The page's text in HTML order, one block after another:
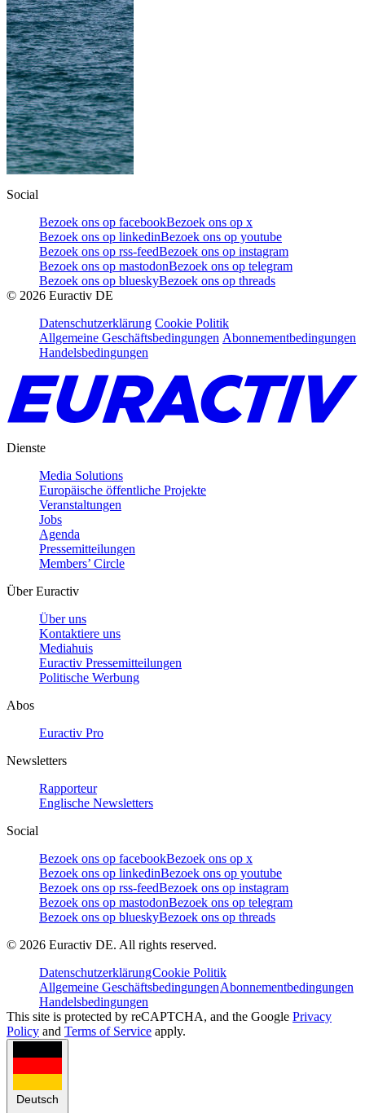
Social
Bezoek ons op facebookBezoek ons op x
Bezoek ons op linkedinBezoek ons op youtube
Bezoek ons op rss-feedBezoek ons op instagram
Bezoek ons op mastodonBezoek ons op telegram
Bezoek ons op blueskyBezoek ons op threads
© 2026 Euractiv DE
Datenschutzerklärung Cookie Politik
Allgemeine Geschäftsbedingungen Abonnementbedingungen
Handelsbedingungen
Dienste
Media Solutions
Europäische öffentliche Projekte
Veranstaltungen
Jobs
Agenda
Pressemitteilungen
Members’ Circle
Über Euractiv
Über uns
Kontaktiere uns
Mediahuis
Euractiv Pressemitteilungen
Politische Werbung
Abos
Euractiv Pro
Newsletters
Rapporteur
Englische Newsletters
Social
Bezoek ons op facebookBezoek ons op x
Bezoek ons op linkedinBezoek ons op youtube
Bezoek ons op rss-feedBezoek ons op instagram
Bezoek ons op mastodonBezoek ons op telegram
Bezoek ons op blueskyBezoek ons op threads
© 2026 Euractiv DE. All rights reserved.
DatenschutzerklärungCookie Politik
Allgemeine GeschäftsbedingungenAbonnementbedingungen
Handelsbedingungen
This site is protected by reCAPTCHA, and the Google Privacy
Policy and Terms of Service apply.
Deutsch